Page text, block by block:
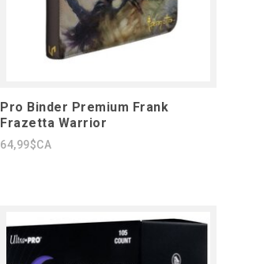
Pro Binder Premium Frank
Frazetta Warrior
64,99$CA